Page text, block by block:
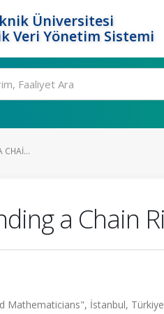
Üniversitesi
Veri Yönetim Sistemi
CHAI...
a Chain
İstanbul,